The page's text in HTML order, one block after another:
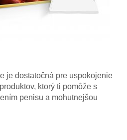
je dostatočná pre uspokojenie
ktorý ti pomôže s
penisu a mohutnejšou